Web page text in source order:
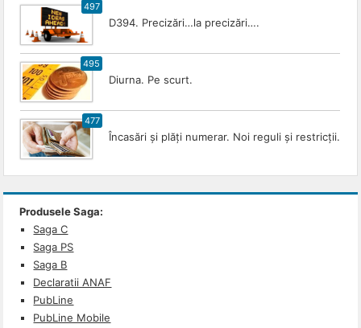
497
D394. Precizări…la precizări….
495
Diurna. Pe scurt.
477
Încasări și plăți numerar. Noi reguli și restricții.
Produsele Saga:
Saga C
Saga PS
Saga B
Declaratii ANAF
PubLine
PubLine Mobile